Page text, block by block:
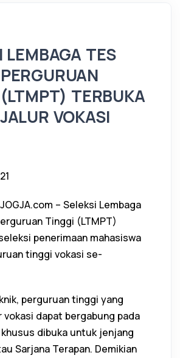
LEMBAGA TES
TERBUKA
VOKASI
– Seleksi Lembaga
Tinggi (LTMPT)
penerimaan mahasiswa
tinggi vokasi se-
perguruan tinggi yang
vokasi dapat bergabung pada
dibuka untuk jenjang
Sarjana Terapan. Demikian